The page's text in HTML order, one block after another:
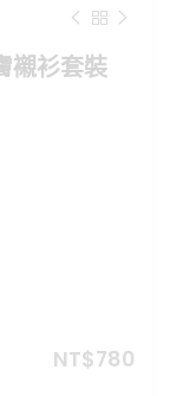
襯衫套裝
NT$780